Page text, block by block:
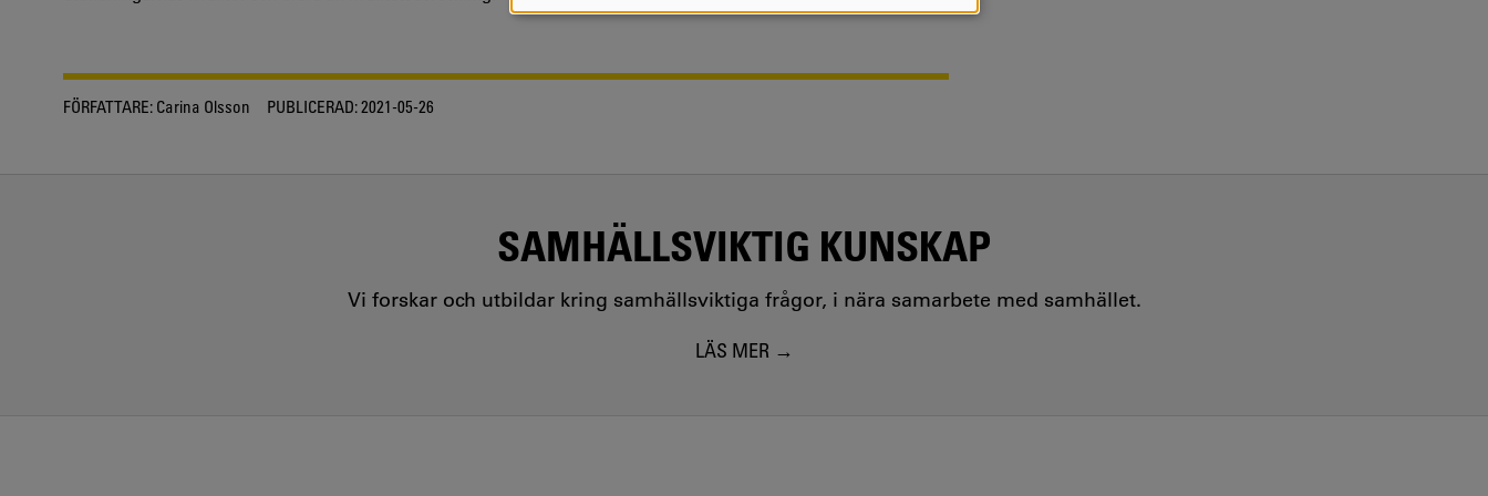
FÖRFATTARE: Carina Olsson PUBLICERAD:2021-05-26
SAMHÄLLSVIKTIG KUNSKAP
Vi forskar och utbildar kring samhällsviktiga frågor, i nära samarbete med samhället.
LÄS MER